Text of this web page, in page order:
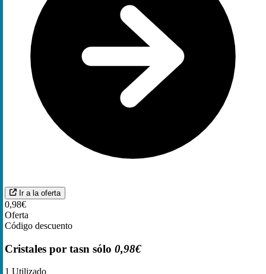
Ir a la oferta
0,98€
Oferta
Código descuento
Cristales por tasn sólo 0,98€
1 Utilizado